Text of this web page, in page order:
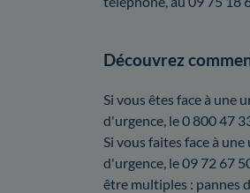
Découvrez
Si vous êtes face à une
d'urgence, le 0 800 47
Si vous faites face à
d'urgence, le 09 72 67
être multiples : pannes